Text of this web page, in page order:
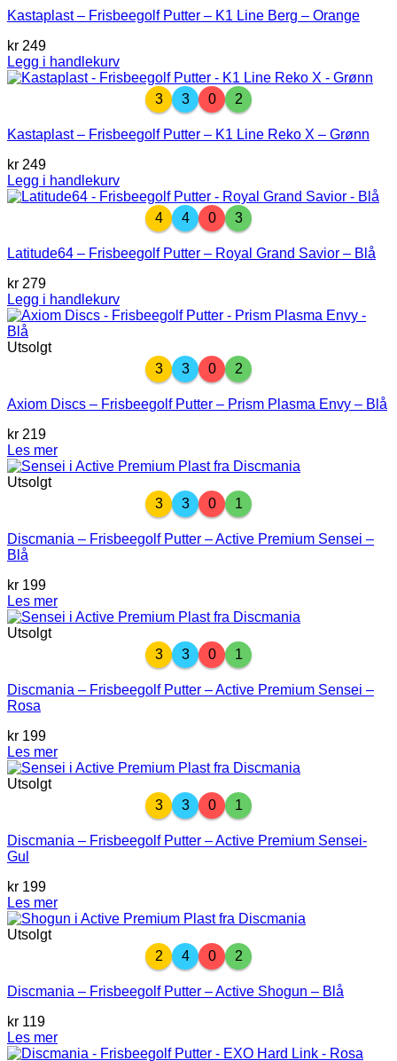
Kastaplast – Frisbeegolf Putter – K1 Line Berg – Orange
kr 249
Legg i handlekurv
3 3 0 2
Kastaplast – Frisbeegolf Putter – K1 Line Reko X – Grønn
kr 249
Legg i handlekurv
4 4 0 3
Latitude64 – Frisbeegolf Putter – Royal Grand Savior – Blå
kr 279
Legg i handlekurv
Utsolgt
3
3 0 2
Axiom Discs – Frisbeegolf Putter – Prism Plasma Envy – Blå
kr 219
Les mer
Utsolgt
3
3 0 1
Discmania – Frisbeegolf Putter – Active Premium Sensei –
Blå
kr 199
Les mer
Utsolgt
3
3 0 1
Discmania – Frisbeegolf Putter – Active Premium Sensei –
Rosa
kr 199
Les mer
Utsolgt
3
3 0 1
Discmania – Frisbeegolf Putter – Active Premium Sensei-
Gul
kr 199
Les mer
Utsolgt
2
4 0 2
Discmania – Frisbeegolf Putter – Active Shogun – Blå
kr 119
Les mer